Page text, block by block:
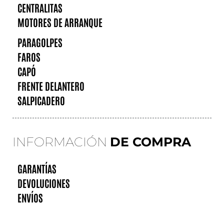
CENTRALITAS
MOTORES DE ARRANQUE
PARAGOLPES
FAROS
CAPÓ
FRENTE DELANTERO
SALPICADERO
INFORMACIÓN DE COMPRA
GARANTÍAS
DEVOLUCIONES
ENVÍOS